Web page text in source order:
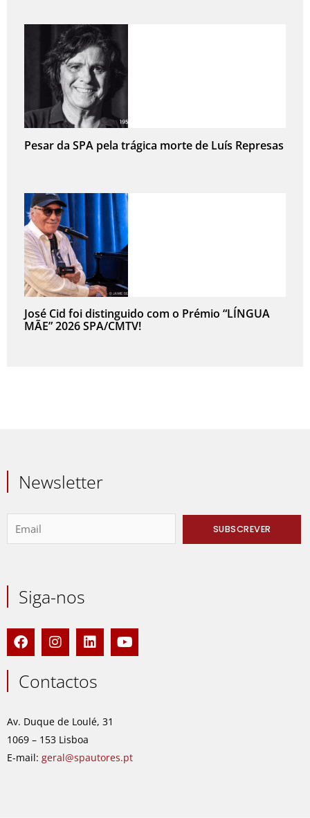
Pesar da SPA pela trágica morte de Luís Represas
José Cid foi distinguido com o Prémio “LÍNGUA
MÃE” 2026 SPA/CMTV!
Newsletter
Siga-nos
F
a
c
e
b
o
k
I
n
s
t
a
r
a
m
L
i
n
k
e
i
n
Y
o
u
Contactos
Av. Duque de Loulé, 31
1069 – 153 Lisboa
E-mail: geral@spautores.pt